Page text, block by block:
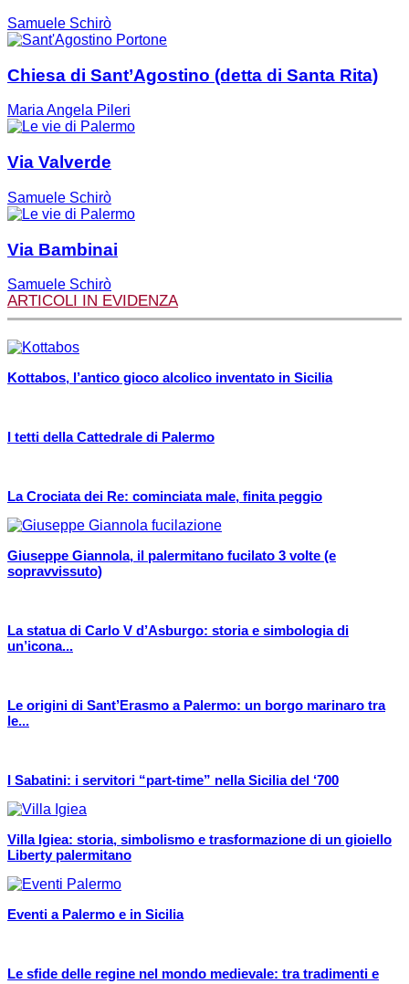
Samuele Schirò
Chiesa di Sant’Agostino (detta di Santa Rita)
Maria Angela Pileri
Via Valverde
Samuele Schirò
Via Bambinai
Samuele Schirò
ARTICOLI IN EVIDENZA
Kottabos, l’antico gioco alcolico inventato in Sicilia
I tetti della Cattedrale di Palermo
La Crociata dei Re: cominciata male, finita peggio
Giuseppe Giannola, il palermitano fucilato 3 volte (e
sopravvissuto)
La statua di Carlo V d’Asburgo: storia e simbologia di
un’icona...
Le origini di Sant’Erasmo a Palermo: un borgo marinaro tra
le...
I Sabatini: i servitori “part-time” nella Sicilia del ‘700
Villa Igiea: storia, simbolismo e trasformazione di un gioiello
Liberty palermitano
Eventi a Palermo e in Sicilia
Le sfide delle regine nel mondo medievale: tra tradimenti e